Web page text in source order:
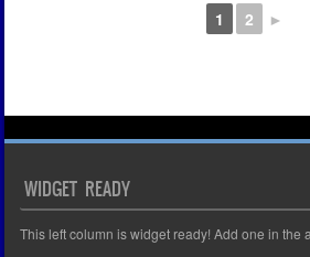
1 2 ►
WIDGET READY
This left column is widget ready! Add one in the